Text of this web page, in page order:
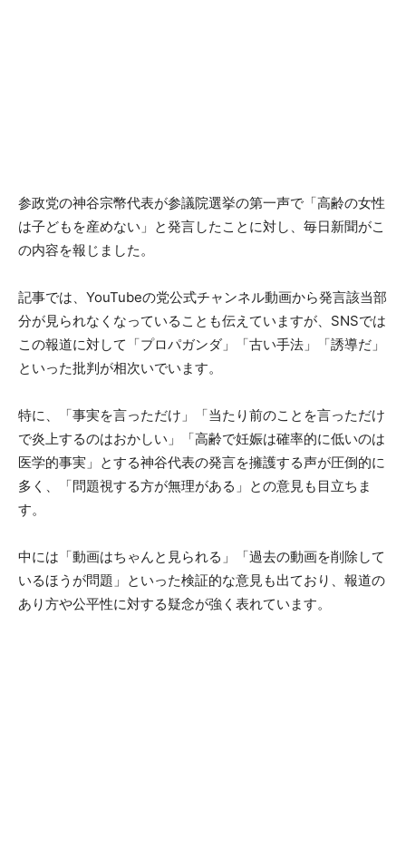
参政党の神谷宗幣代表が参議院選挙の第一声で「高齢の女性
は子どもを産めない」と発言したことに対し、毎日新聞がこ
の内容を報じました。
記事では、YouTubeの党公式チャンネル動画から発言該当部
分が見られなくなっていることも伝えていますが、SNSでは
この報道に対して「プロパガンダ」「古い手法」「誘導だ」
といった批判が相次いでいます。
特に、「事実を言っただけ」「当たり前のことを言っただけ
で炎上するのはおかしい」「高齢で妊娠は確率的に低いのは
医学的事実」とする神谷代表の発言を擁護する声が圧倒的に
多く、「問題視する方が無理がある」との意見も目立ちま
す。
中には「動画はちゃんと見られる」「過去の動画を削除して
いるほうが問題」といった検証的な意見も出ており、報道の
あり方や公平性に対する疑念が強く表れています。